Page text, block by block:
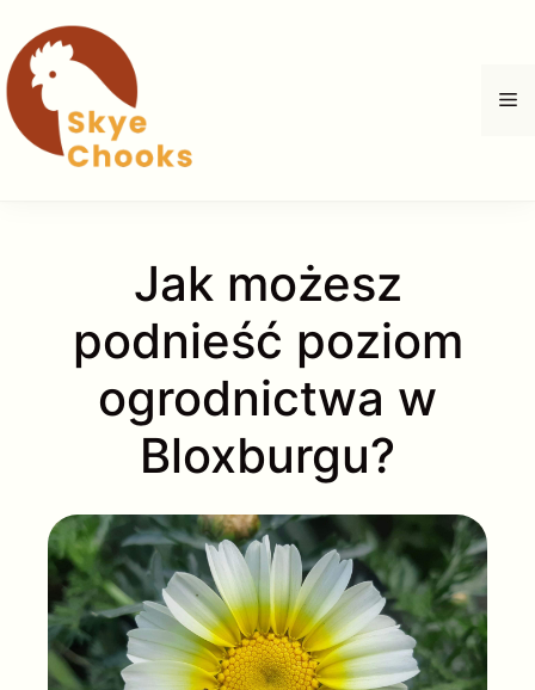
do
treści
Jak możesz
podnieść poziom
ogrodnictwa w
Bloxburgu?